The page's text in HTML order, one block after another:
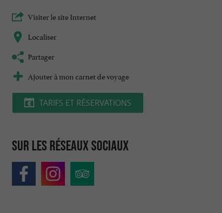
Visiter le site Internet
Localiser
Partager
Ajouter à mon carnet de voyage
TARIFS ET RÉSERVATIONS
Sur les réseaux sociaux